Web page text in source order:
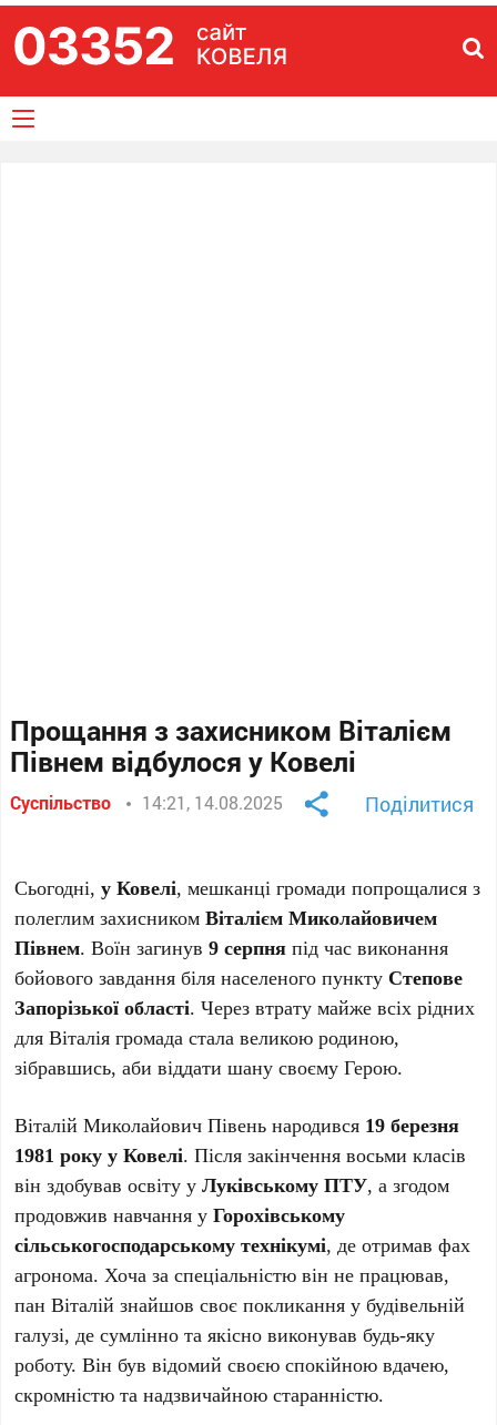
Прощання з захисником Віталієм
Півнем відбулося у Ковелі
Суспільство 14:21, 14.08.2025 Поділитися
Сьогодні,у Ковелі, мешканці громади попрощалися з
полеглим захисникомВіталієм Миколайовичем
Півнем. Воїн загинув9 серпня під час виконання
бойового завдання біля населеного пункту Степове
Запорізької області. Через втрату майже всіх рідних
для Віталія громада стала великою родиною,
зібравшись, аби віддати шану своєму Герою.
Віталій Миколайович Півень народився 19 березня
1981 року у Ковелі. Після закінчення восьми класів
він здобував освіту уЛуківському ПТУ, а згодом
продовжив навчання уГорохівському
сільськогосподарському технікумі, де отримав фах
агронома. Хоча за спеціальністю він не працював,
пан Віталій знайшов своє покликання у будівельній
галузі, де сумлінно та якісно виконував будь-яку
роботу. Він був відомий своєю спокійною вдачею,
скромністю та надзвичайною старанністю.